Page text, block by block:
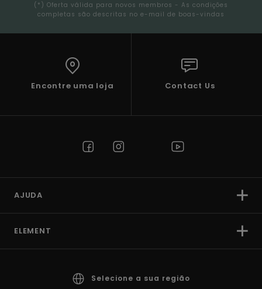
(*) Oferta válida para novos membros - As condições
completas são descritas no e-mail de boas-vindas
Encontre uma loja Contact Us
AJUDA
ELEMENT
Selecione a sua região